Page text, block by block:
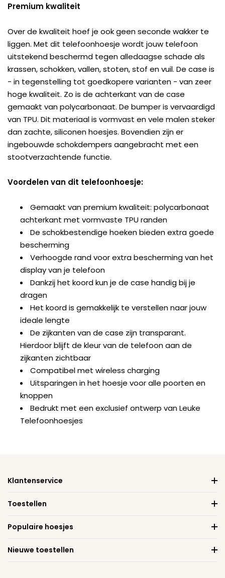
Premium kwaliteit
Over de kwaliteit hoef je ook geen seconde wakker te
liggen. Met dit telefoonhoesje wordt jouw telefoon
uitstekend beschermd tegen alledaagse schade als
krassen, schokken, vallen, stoten, stof en vuil. De case is
- in tegenstelling tot goedkopere varianten - van zeer
hoge kwaliteit. Zo is de achterkant van de case
gemaakt van polycarbonaat. De bumper is vervaardigd
van TPU. Dit materiaal is vormvast en vele malen steker
dan zachte, siliconen hoesjes. Bovendien zijn er
ingebouwde schokdempers aangebracht met een
stootverzachtende functie.
Voordelen van dit telefoonhoesje:
Gemaakt van premium kwaliteit: polycarbonaat
achterkant met vormvaste TPU randen
De schokbestendige hoeken bieden extra goede
bescherming
Verhoogde rand voor extra bescherming van het
display van je telefoon
Dankzij het koord kun je de case handig bij je
dragen
Het koord is gemakkelijk te verstellen naar jouw
ideale lengte
De zijkanten van de case zijn transparant.
Hierdoor blijft de kleur van de telefoon aan de
zijkanten zichtbaar
Compatibel met wireless charging
Uitsparingen in het hoesje voor alle poorten en
knoppen
Bedrukt met een exclusief ontwerp van Leuke
Telefoonhoesjes
Klantenservice
Toestellen
Populaire hoesjes
Nieuwe toestellen